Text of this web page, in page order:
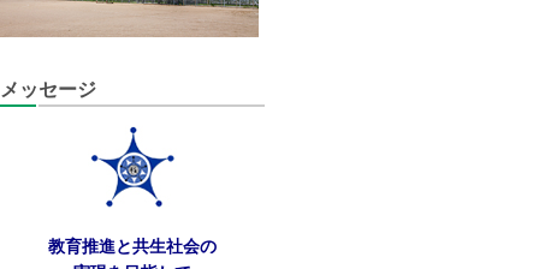
メッセージ
教育推進と共生社会の